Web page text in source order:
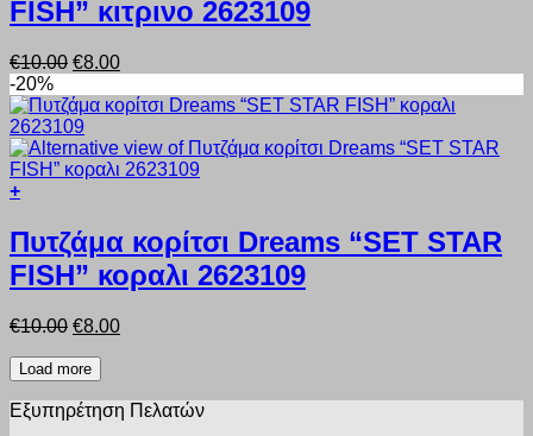
έχει
πολλαπλές
παραλλαγές.
Οι
επιλογές
μπορούν
να
επιλεγούν
στη
σελίδα
προϊόντος
FISH” κιτρινο 2623109
€10.00 Original
was:
€10.00.
€8.00Η
τιμή
€8.00.
-20%
+
το
προϊόν
έχει
πολλαπλές
παραλλαγές.
Οι
επιλογές
μπορούν
να
επιλεγούν
Πυτζάμα κορίτσι Dreams “SET STAR
FISH” κοραλι 2623109
€10.00 Original
was:
€8.00Η
€8.00.
Load more
Εξυπηρέτηση Πελατών